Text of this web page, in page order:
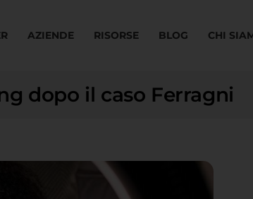
AZIENDE RISORSE BLOG CHI
dopo il caso Ferragni